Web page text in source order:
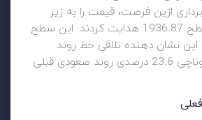
ازین فرصت، قیمت را به زیر
حمایت محوری در سطح 1936.87 هدایت کردند. این سطح
نشان دهنده تلاقی خط روند
صعودی و اصلاح فیبوناچی 23.6 درصدی روند صعودی قبلی